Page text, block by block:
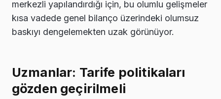
merkezli yapılandırdığı için, bu olumlu gelişmeler
kısa vadede genel bilanço üzerindeki olumsuz
baskıyı dengelemekten uzak görünüyor.
Uzmanlar: Tarife politikaları
gözden geçirilmeli